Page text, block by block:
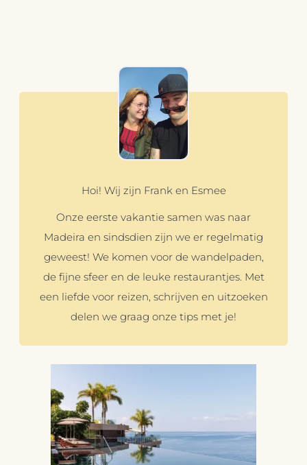
Hoi! Wij zijn Frank en Esmee
Onze eerste vakantie samen was naar
Madeira en sindsdien zijn we er regelmatig
geweest! We komen voor de wandelpaden,
de fijne sfeer en de leuke restaurantjes. Met
een liefde voor reizen, schrijven en uitzoeken
delen we graag onze tips met je!